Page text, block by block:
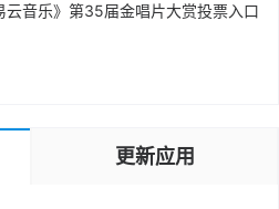
云音乐》第35届金唱片大赏投票入口
更新应用